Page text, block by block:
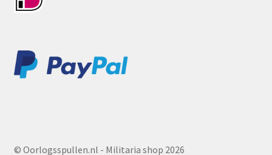
© Oorlogsspullen.nl - Militaria shop 2026